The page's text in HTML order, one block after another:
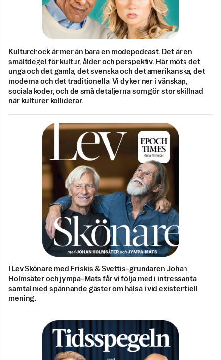
Kulturchock är mer än bara en modepodcast. Det är en
smältdegel för kultur, ålder och perspektiv. Här möts det
unga och det gamla, det svenska och det amerikanska, det
moderna och det traditionella. Vi dyker ner i vänskap,
sociala koder, och de små detaljerna som gör stor skillnad
när kulturer kolliderar.
I Lev Skönare med Friskis & Svettis-grundaren Johan
Holmsäter och jympa-Mats får vi följa med i intressanta
samtal med spännande gäster om hälsa i vid existentiell
mening.